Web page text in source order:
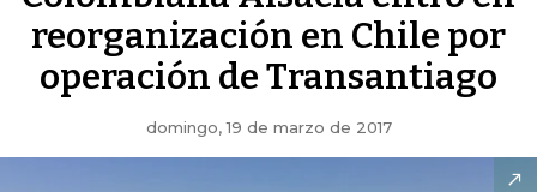
reorganización en Chile por
operación de Transantiago
domingo, 19 de marzo de 2017